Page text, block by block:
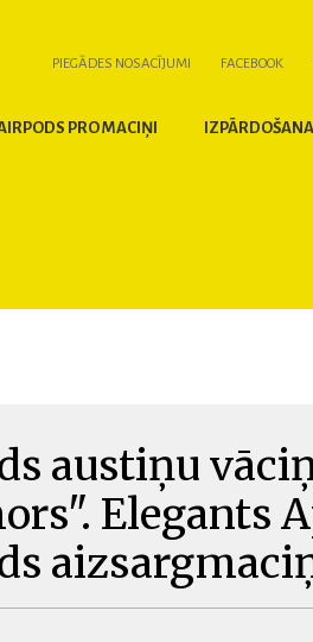
PIEGĀDES NOSACĪJUMI FACEBOOK
PRO MACIŅI IZPĀRDOŠANA
austiņu
Elegants